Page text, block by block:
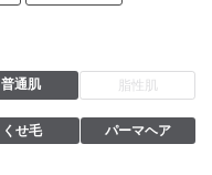
普通肌 脂性肌
くせ毛 パーマヘア